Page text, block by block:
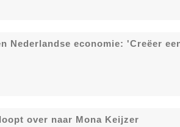
Nederlandse economie: 'Creëer
over naar Mona Keijzer